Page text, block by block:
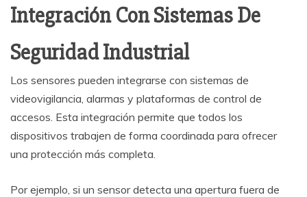
Integración Con Sistemas De
Seguridad Industrial
Los sensores pueden integrarse con sistemas de
videovigilancia, alarmas y plataformas de control de
accesos. Esta integración permite que todos los
dispositivos trabajen de forma coordinada para ofrecer
una protección más completa.
Por ejemplo, si un sensor detecta una apertura fuera de